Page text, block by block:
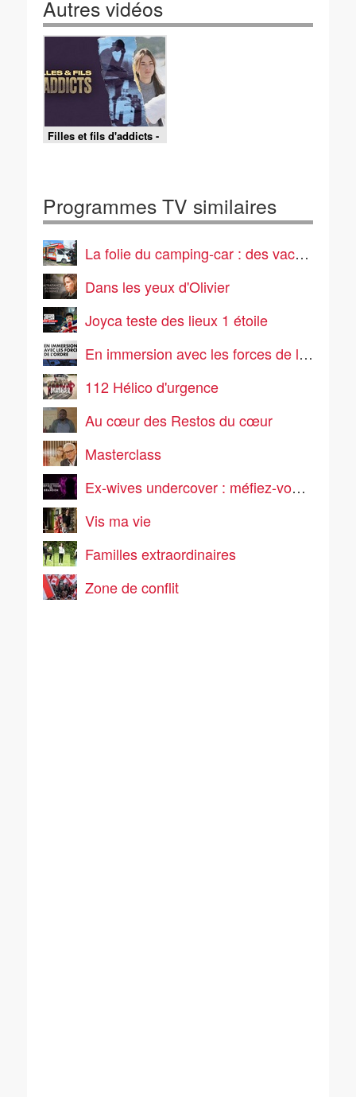
Autres vidéos
Filles et fils d'addicts -
12/06/2026
Programmes TV similaires
La folie du camping-car : des vacances pas comme les autres
Dans les yeux d'Olivier
Joyca teste des lieux 1 étoile
En immersion avec les forces de l'ordre
112 Hélico d'urgence
Au cœur des Restos du cœur
Masterclass
Ex-wives undercover : méfiez-vous de Brandon
Vis ma vie
Familles extraordinaires
Zone de conflit